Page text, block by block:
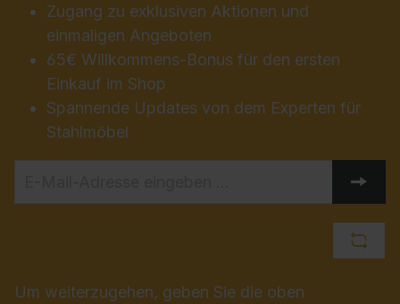
Zugang zu exklusiven Aktionen und
einmaligen Angeboten
65€ Willkommens-Bonus für den ersten
Einkauf im Shop
Spannende Updates von dem Experten für
Stahlmöbel
Um weiterzugehen, geben Sie die oben